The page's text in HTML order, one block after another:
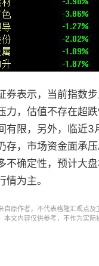
券表示，当前指数
力，估值不存在超
有限，另外，临近3
存，市场资金面承
不确定性，预计大
为主。
自原作者，不代表格隆汇观点及
本文内容仅供参考，不作为实际